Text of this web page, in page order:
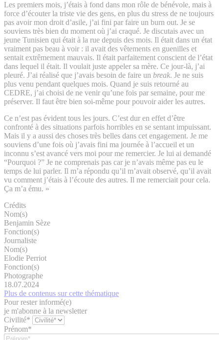
Les premiers mois, j’étais à fond dans mon rôle de bénévole, mais à
force d’écouter la triste vie des gens, en plus du stress de ne toujours
pas avoir mon droit d’asile, j’ai fini par faire un burn out. Je se
souviens très bien du moment où j’ai craqué. Je discutais avec un
jeune Tunisien qui était à la rue depuis des mois. Il était dans un état
vraiment pas beau à voir : il avait des vêtements en guenilles et
sentait extrêmement mauvais. Il était parfaitement conscient de l’état
dans lequel il était. Il voulait juste appeler sa mère. Ce jour-là, j’ai
pleuré. J’ai réalisé que j’avais besoin de faire un break. Je ne suis
plus venu pendant quelques mois. Quand je suis retourné au
CEDRE, j’ai choisi de ne venir qu’une fois par semaine, pour me
préserver. Il faut être bien soi-même pour pouvoir aider les autres.
Ce n’est pas évident tous les jours. C’est dur en effet d’être
confronté à des situations parfois horribles en se sentant impuissant.
Mais il y a aussi des choses très belles dans cet engagement. Je me
souviens d’une fois où j’avais fini ma journée à l’accueil et un
inconnu s’est avancé vers moi pour me remercier. Je lui ai demandé
“Pourquoi ?” Je ne comprenais pas car je n’avais même pas eu le
temps de lui parler. Il m’a répondu qu’il m’avait observé, qu’il avait
vu comment j’étais à l’écoute des autres. Il me remerciait pour cela.
Ça m’a ému. »
Crédits
Nom(s)
Benjamin Sèze
Fonction(s)
Journaliste
Nom(s)
Elodie Perriot
Fonction(s)
Photographe
18.07.2024
Plus de contenus sur cette thématique
Pour rester informé(e)
je m'abonne à la newsletter
Civilité*
Prénom*